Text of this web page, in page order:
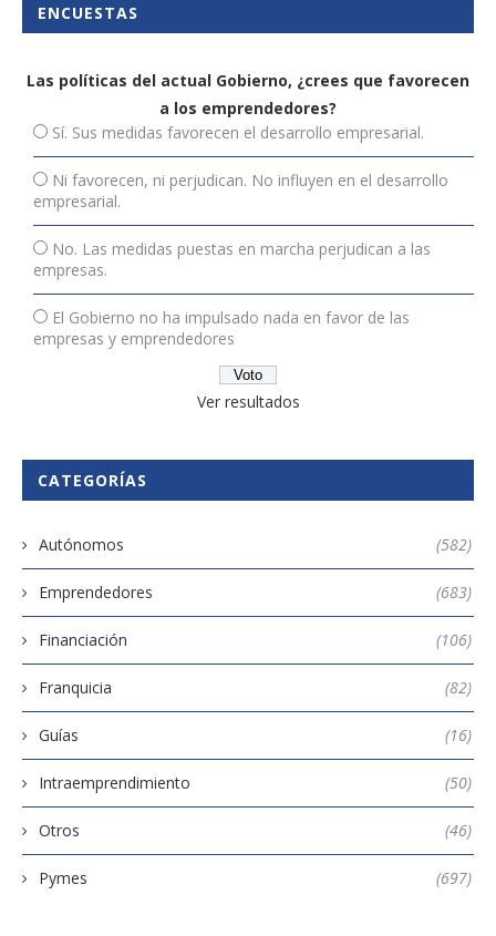
ENCUESTAS
Las políticas del actual Gobierno, ¿crees que favorecen
a los emprendedores?
Sí. Sus medidas favorecen el desarrollo empresarial.
Ni favorecen, ni perjudican. No influyen en el desarrollo
empresarial.
No. Las medidas puestas en marcha perjudican a las
empresas.
El Gobierno no ha impulsado nada en favor de las
empresas y emprendedores
Ver resultados
CATEGORÍAS
Autónomos (582)
Emprendedores (683)
Financiación (106)
Franquicia (82)
Guías (16)
Intraemprendimiento (50)
Otros (46)
Pymes (697)